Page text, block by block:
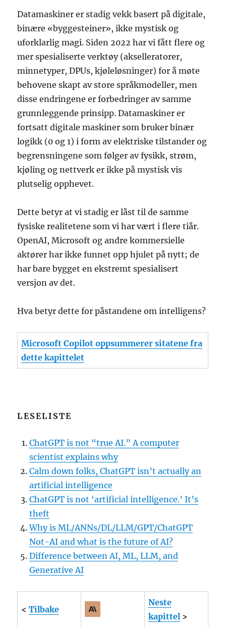
Datamaskiner er stadig vekk basert på digitale,
binære «byggesteiner», ikke mystisk og
uforklarlig magi. Siden 2022 har vi fått flere og
mer spesialiserte verktøy (akselleratorer,
minnetyper, DPUs, kjøleløsninger) for å møte
behovene skapt av store språkmodeller, men
disse endringene er forbedringer av samme
grunnleggende prinsipp. Datamaskiner er
fortsatt digitale maskiner som bruker binær
logikk (0 og 1) i form av elektriske tilstander og
begrensningene som følger av fysikk, strøm,
kjøling og nettverk er ikke på mystisk vis
plutselig opphevet.
Dette betyr at vi stadig er låst til de samme
fysiske realitetene som vi har vært i flere tiår.
OpenAI, Microsoft og andre kommersielle
aktører har ikke funnet opp hjulet på nytt; de
har bare bygget en ekstremt spesialisert
versjon av det.
Hva betyr dette for påstandene om intelligens?
Microsoft Copilot oppsummerer sitatene fra
dette kapittelet
LESELISTE
ChatGPT is not “true AI.” A computer
scientist explains why
Calm down folks, ChatGPT isn’t actually an
artificial intelligence
ChatGPT is not ‘artificial intelligence.’ It’s
theft
Why is ML/ANNs/DL/LLM/GPT/ChatGPT
Not-AI and what is the future of AI?
Difference between AI, ML, LLM, and
Generative AI
<Tilbake
Neste
kapittel >